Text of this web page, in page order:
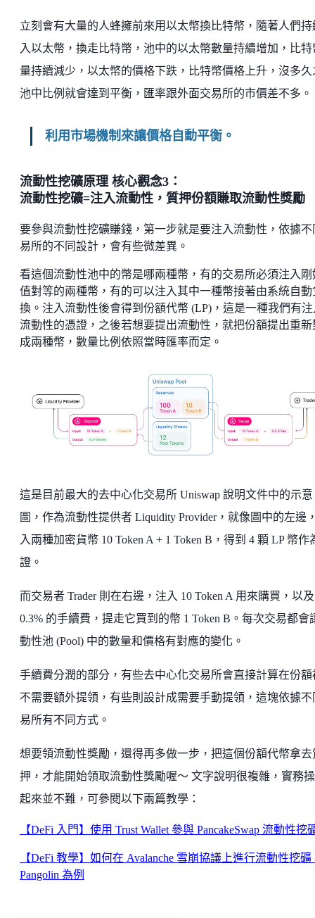
立刻會有大量的人蜂擁前來用以太幣換比特幣，隨著人們持
入以太幣，換走比特幣，池中的以太幣數量持續增加，比特
量持續減少，以太幣的價格下跌，比特幣價格上升，沒多久
池中比例就會達到平衡，匯率跟外面交易所的市價差不多。
利用市場機制來讓價格自動平衡。
流動性挖礦原理 核心觀念3：
流動性挖礦=注入流動性，質押份額賺取流動性獎勵
要參與流動性挖礦賺錢，第一步就是要注入流動性，依據不
易所的不同設計，會有些微差異。
看這個流動性池中的幣是哪兩種幣，有的交易所必須注入剛
值對等的兩種幣，有的可以注入其中一種幣接著由系統自動
換。注入流動性後會得到份額代幣 (LP)，這是一種我們有注
流動性的憑證，之後若想要提出流動性，就把份額提出重新
成兩種幣，數量比例依照當時匯率而定。
這是目前最大的去中心化交易所 Uniswap 說明文件中的示意
圖，作為流動性提供者 Liquidity Provider，就像圖中的左邊
入兩種加密貨幣 10 Token A + 1 Token B，得到 4 顆 LP 幣作
證。
而交易者 Trader 則在右邊，注入 10 Token A 用來購買，以及
0.3% 的手續費，提走它買到的幣 1 Token B。每次交易都會
動性池 (Pool) 中的數量和價格有對應的變化。
手續費分潤的部分，有些去中心化交易所會直接計算在份額
不需要額外提領，有些則設計成需要手動提領，這塊依據不
易所有不同方式。
想要領流動性獎勵，還得再多做一步，把這個份額代幣拿去
押，才能開始領取流動性獎勵喔～ 文字說明很複雜，實務
起來並不難，可參閱以下兩篇教學：
【DeFi 入門】使用 Trust Wallet 參與 PancakeSwap 流動性挖
【DeFi 教學】如何在 Avalanche 雪崩協議上進行流動性挖礦
Pangolin 為例